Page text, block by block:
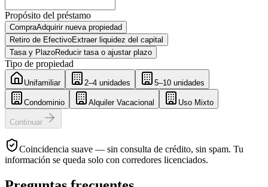
Propósito del préstamo
CompraAdquirir nueva propiedad
Retiro de EfectivoExtraer liquidez del capital
Tasa y PlazoReducir tasa o ajustar plazo
Tipo de propiedad
Unifamiliar 2–4 unidades 5–10 unidades
Condominio Alquiler Vacacional Uso Mixto
Continuar
Coincidencia suave — sin consulta de crédito, sin spam. Tu
información se queda solo con corredores licenciados.